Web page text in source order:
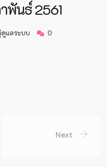
พันธ์ 2561
แลระบบ 0
Next